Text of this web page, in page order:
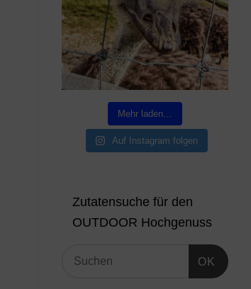
Mehr laden…
Auf Instagram folgen
Zutatensuche für den
OUTDOOR Hochgenuss
OK